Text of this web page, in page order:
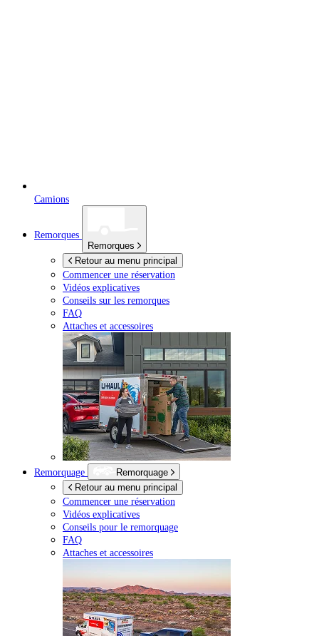
Camions
Remorques
Remorques
Retour au menu principal
Commencer une réservation
Vidéos explicatives
Conseils sur les remorques
FAQ
Attaches et accessoires
Remorquage
Remorquage
Retour au menu principal
Commencer une réservation
Vidéos explicatives
Conseils pour le remorquage
FAQ
Attaches et accessoires